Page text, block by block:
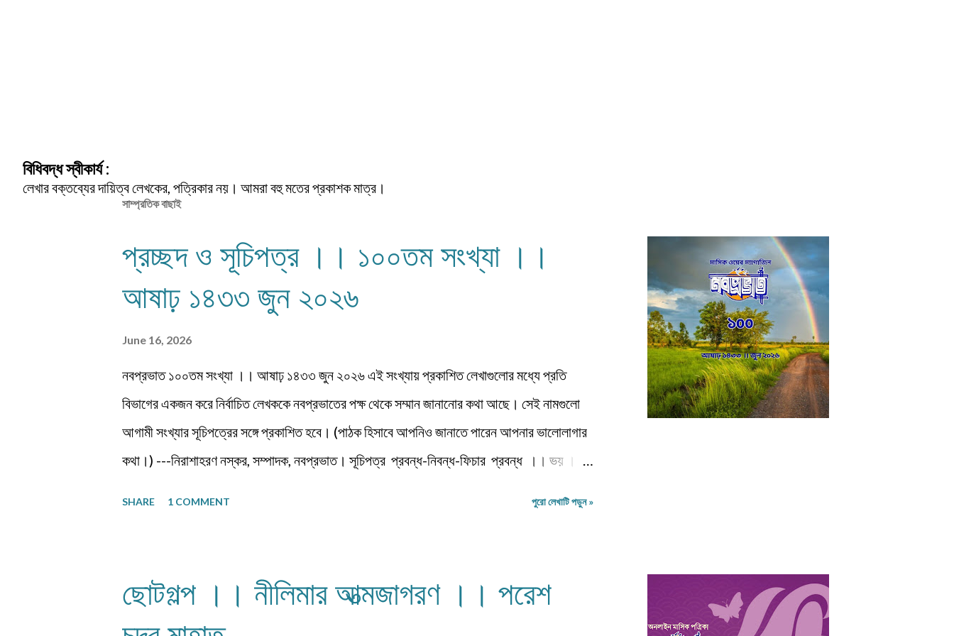
বিধিবদ্ধ স্বীকার্য :
লেখার বক্তব্যের দায়িত্ব লেখকের, পত্রিকার নয়। আমরা বহু মতের প্রকাশক মাত্র।
সাম্প্রতিক বাছাই
প্রচ্ছদ ও সূচিপত্র ।। ১০০তম সংখ্যা ।।
আষাঢ় ১৪৩৩ জুন ২০২৬
June 16, 2026
নবপ্রভাত ১০০তম সংখ্যা ।। আষাঢ় ১৪৩৩ জুন ২০২৬ এই সংখ্যায় প্রকাশিত লেখাগুলোর মধ্যে প্রতি
বিভাগের একজন করে নির্বাচিত লেখককে নবপ্রভাতের পক্ষ থেকে সম্মান জানানোর কথা আছে। সেই নামগুলো
আগামী সংখ্যার সূচিপত্রের সঙ্গে প্রকাশিত হবে। (পাঠক হিসাবে আপনিও জানাতে পারেন আপনার ভালোলাগার
কথা।) ---নিরাশাহরণ নস্কর, সম্পাদক, নবপ্রভাত। সূচিপত্র প্রবন্ধ-নিবন্ধ-ফিচার প্রবন্ধ ।। ভয় ।।
বন্দ্যোপাধ্যায় ফিচার ।। বর্তমান প্রেক্ষাপটে আন্তর্জাতিক জীববৈচিত্... রম্যনাটিকা ।। পাত্র দেখা ।।
সুশীল বন্দ্যোপাধ্যায় ভ্রমণকাহিনি মাজান্দারান: কাস্পিয়ান সাগরের তীর... ঝরণার গান শুনতে ।। ...
SHARE 1 COMMENT পুরো লেখাটি পড়ুন »
ছোটগল্প ।। নীলিমার আত্মজাগরণ ।। পরেশ